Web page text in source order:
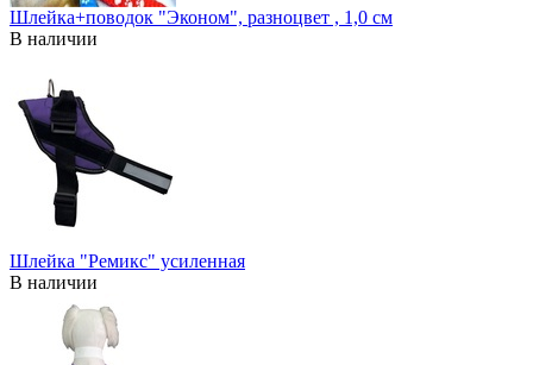
Шлейка+поводок "Эконом", разноцвет , 1,0 см
В наличии
Шлейка "Ремикс" усиленная
В наличии